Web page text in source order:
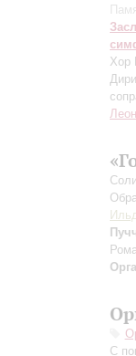
Хор
С